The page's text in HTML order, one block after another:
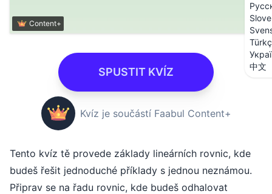
中文
Content+
SPUSTIT KVÍZ
Kvíz je součástí Faabul Content+
Tento kvíz tě provede základy lineárních rovnic, kde
budeš řešit jednoduché příklady s jednou neznámou.
Připrav se na řadu rovnic, kde budeš odhalovat